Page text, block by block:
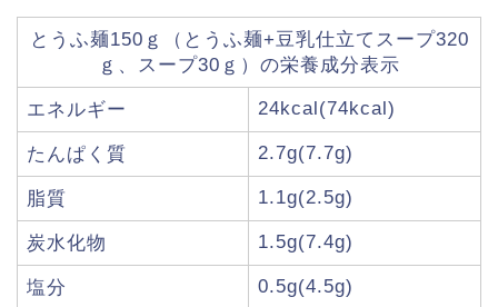
とうふ麺150ｇ（とうふ麺+豆乳仕立てスープ320
ｇ、スープ30ｇ）の栄養成分表示
エネルギー 24kcal(74kcal)
たんぱく質 2.7g(7.7g)
脂質 1.1g(2.5g)
炭水化物 1.5g(7.4g)
塩分 0.5g(4.5g)